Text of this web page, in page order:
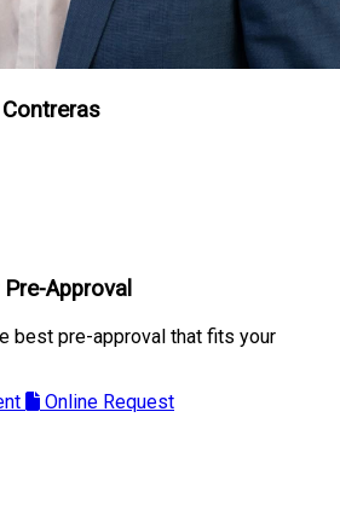
Approval
best pre-approval that fits your
Online Request